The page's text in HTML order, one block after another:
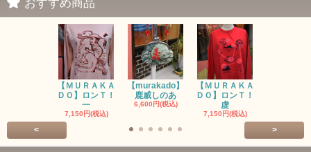
おすすめ商品
【ＭＵＲＡＫＡ
ＤＯ】ロンＴ！
一
7,150円(税込)
【murakado】
鹿威しのあ
6,600円(税込)
【ＭＵＲＡＫＡ
ＤＯ】ロンＴ！
虚
7,150円(税込)
< >